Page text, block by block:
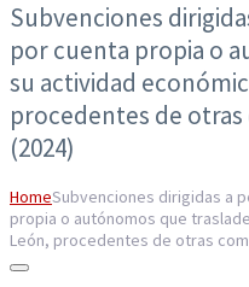
Subvenciones
por cuenta propia o
su actividad
procedentes de
(2024)
HomeSubvenciones dirigidas a
propia o autónomos que
León, procedentes de otras